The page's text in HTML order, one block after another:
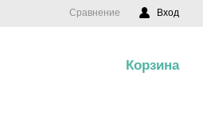
Сравнение Вход
Корзина